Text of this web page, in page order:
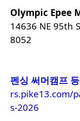
Olympic Epee
14636 NE 95th
8052
펜싱 써머캠프
rs.pike13.com/
s-2026